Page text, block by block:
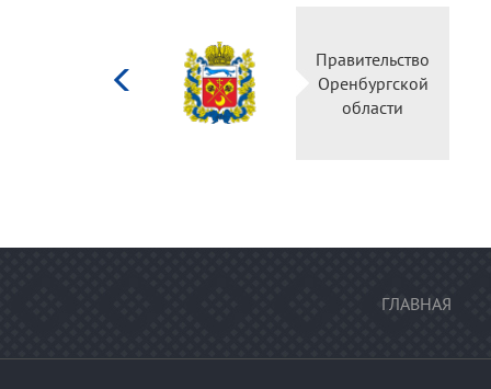
Министерство
культуры
Российской
федерации
ГЛАВНАЯ